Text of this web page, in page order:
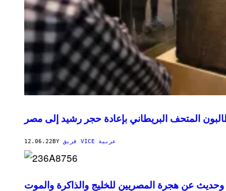
المتحف البريطاني بإعادة حجر رشيد إلى مصر
12.06.22BY فريق VICE عربية
وحديث عن هجرة المصريين للخليج والذاكرة والموت